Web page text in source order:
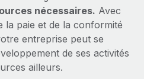
nécessaires. Avec
la paie et de la conformité
entreprise peut se
de ses activités
ailleurs.